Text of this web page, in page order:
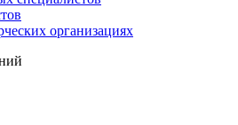
организациях